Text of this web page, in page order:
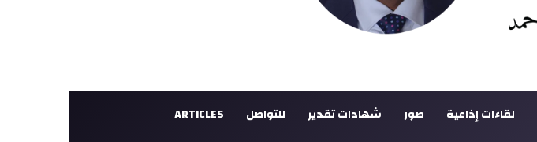
لقاءات إذاعية صور شهادات تقدير للتواصل ARTICLES